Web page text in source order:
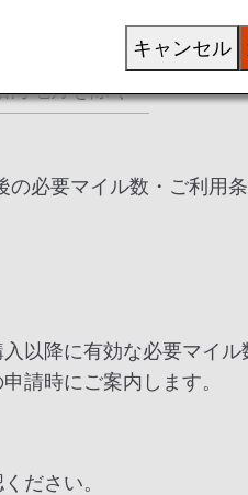
海地方を除く
必要マイル数・ご利用条
以降に有効な必要マイル
請時にご案内します。
ださい。
キャンセル